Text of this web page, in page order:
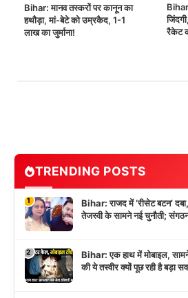
Bihar: मानव तस्करों पर कानून का
हथौड़ा, मां-बेटे को उम्रकैद, 1-1
लाख का जुर्माना!
रैकेट
TRENDING POSTS
1
Bihar: राजद में ‘रीसेट बटन’
तेजस्वी के सामने नई चुनौती;
2
Bihar: एक हाथ में मोबाइल,
की ये तस्वीर क्यों पूछ रही है बड़ा